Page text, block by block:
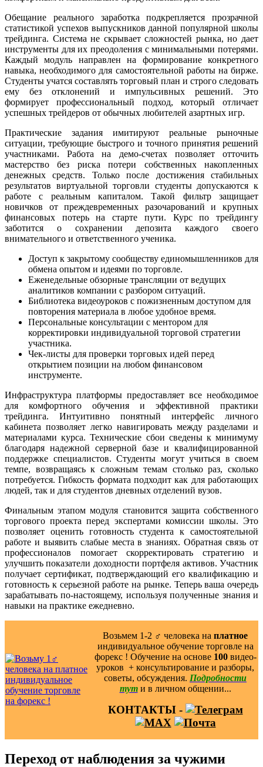
Обещание реального заработка подкрепляется прозрачной
статистикой успехов выпускников данной популярной школы
трейдинга. Система не скрывает сложностей рынка, но дает
инструменты для их преодоления с минимальными потерями.
Каждый модуль направлен на формирование конкретного
навыка, необходимого для самостоятельной работы на бирже.
Студенты учатся составлять торговый план и строго следовать
ему без отклонений и импульсивных решений. Это
формирует профессиональный подход, который отличает
успешных трейдеров от обычных любителей азартных игр.
Практические задания имитируют реальные рыночные
ситуации, требующие быстрого и точного принятия решений
участниками. Работа на демо-счетах позволяет отточить
мастерство без риска потери собственных накопленных
денежных средств. Только после достижения стабильных
результатов виртуальной торговли студенты допускаются к
работе с реальным капиталом. Такой фильтр защищает
новичков от преждевременных разочарований и крупных
финансовых потерь на старте пути. Курс по трейдингу
заботится о сохранении депозита каждого своего
внимательного и ответственного ученика.
Доступ к закрытому сообществу единомышленников для
обмена опытом и идеями по торговле.
Еженедельные обзорные трансляции от ведущих
аналитиков компании с разбором ситуаций.
Библиотека видеоуроков с пожизненным доступом для
повторения материала в любое удобное время.
Персональные консультации с ментором для
корректировки индивидуальной торговой стратегии
участника.
Чек-листы для проверки торговых идей перед
открытием позиции на любом финансовом
инструменте.
Инфраструктура платформы предоставляет все необходимое
для комфортного обучения и эффективной практики
трейдинга. Интуитивно понятный интерфейс личного
кабинета позволяет легко навигировать между разделами и
материалами курса. Технические сбои сведены к минимуму
благодаря надежной серверной базе и квалифицированной
поддержке специалистов. Студенты могут учиться в своем
темпе, возвращаясь к сложным темам столько раз, сколько
потребуется. Гибкость формата подходит как для работающих
людей, так и для студентов дневных отделений вузов.
Финальным этапом модуля становится защита собственного
торгового проекта перед экспертами комиссии школы. Это
позволяет оценить готовность студента к самостоятельной
работе и выявить слабые места в знаниях. Обратная связь от
профессионалов помогает скорректировать стратегию и
улучшить показатели доходности портфеля активов. Участник
получает сертификат, подтверждающий его квалификацию и
готовность к серьезной работе на рынке. Теперь ваша очередь
зарабатывать по-настоящему, используя полученные знания и
навыки на практике ежедневно.
Возьмем 1-2 ‍♂️ человека на платное
индивидуальное обучение торговле на
форекс ! Обучение на основе 100видео-
уроков ️ + консультирование и разборы,
советы, обсуждения. Подробности
тут и в личном общении...
КОНТАКТЫ -
Переход от наблюдения за чужими